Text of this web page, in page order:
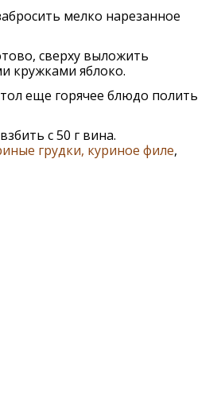
мелко нарезанное
сверху выложить
кружками яблоко.
еще горячее блюдо полить
с 50 г вина.
грудки, куриное филе,